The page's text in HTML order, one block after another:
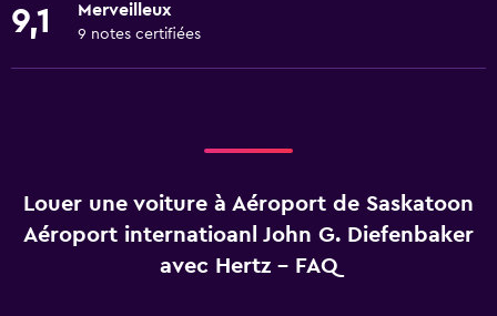
9,1 Merveilleux
9 notes certifiées
Louer une voiture à Aéroport de Saskatoon
Aéroport internatioanl John G. Diefenbaker
avec Hertz - FAQ